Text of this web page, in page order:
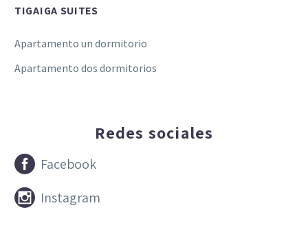
TIGAIGA SUITES
Apartamento un dormitorio
Apartamento dos dormitorios
Redes sociales

 Facebook

 Instagram